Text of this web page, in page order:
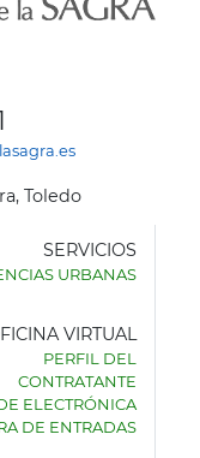
Toledo
SERVICIOS
URBANAS
VIRTUAL
PERFIL DEL
CONTRATANTE
ELECTRÓNICA
DE ENTRADAS